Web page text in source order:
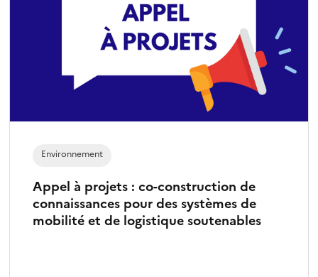
Appel à projets : co-construction de
connaissances pour des systèmes de
mobilité et de logistique soutenables
Environnement